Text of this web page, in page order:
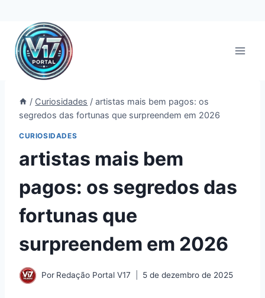
Pular
para
Conteúdo
/ Curiosidades / artistas mais bem pagos: os
segredos das fortunas que surpreendem em 2026
CURIOSIDADES
artistas mais bem
pagos: os segredos das
fortunas que
surpreendem em 2026
Por Redação Portal V17 5 de dezembro de 2025